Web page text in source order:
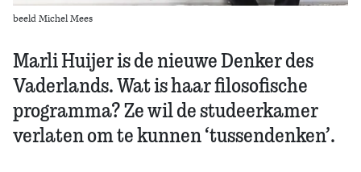
beeld Michel Mees
Marli Huijer is de nieuwe Denker des
Vaderlands. Wat is haar filosofische
programma? Ze wil de studeerkamer
verlaten om te kunnen ‘tussendenken’.